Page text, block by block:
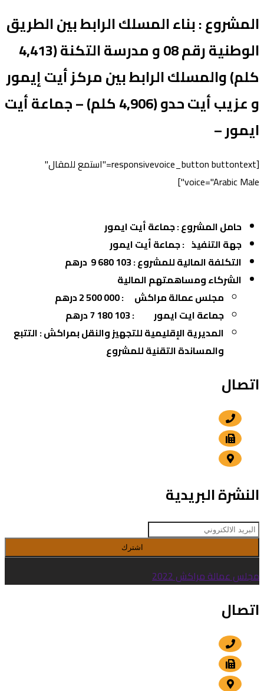
المشروع : بناء المسلك الرابط بين الطريق
الوطنية رقم 08 و مدرسة التكنة (4,413
كلم) والمسلك الرابط بين مركز أيت إيمور
و عزيب أيت حدو (4,906 كلم) – جماعة أيت
ايمور –
[responsivevoice_button buttontext="استمع للمقال"
voice="Arabic Male"]
حامل المشروع : جماعة أيت ايمور
جهة التنفيذ : جماعة أيت ايمور
التكلفة المالية للمشروع : 103 680 9 درهم
الشركاءومساهمتهم المالية
مجلس عمالة مراكش :000 500 2 درهم
جماعة ايت ايمور :
المديرية الإقليمية للتجهيز والنقل بمراكش : التتبع
والمساندة التقنية للمشروع
اتصال
النشرة البريدية
اشترك
مجلس عمالة مراكش 2022
اتصال